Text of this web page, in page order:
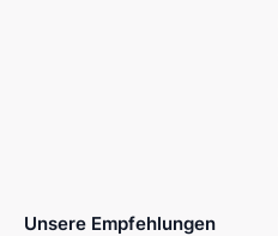
Unsere Empfehlungen